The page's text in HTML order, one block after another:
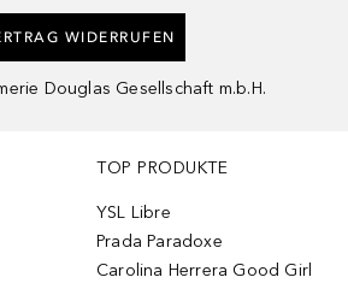
WIDERRUFEN
Douglas Gesellschaft m.b.H.
TOP PRODUKTE
YSL Libre
Prada Paradoxe
Carolina Herrera Good Girl